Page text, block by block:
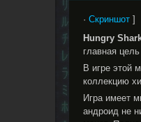
· Скриншот ]
Hungry
главная
В игре этой
коллекцию
Игра имеет
андроид не